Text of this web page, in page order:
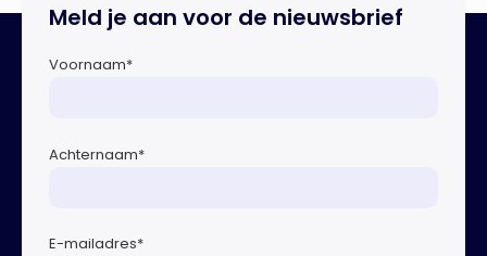
energiesysteem. Het betreft systemen waarbij elektriciteit
Meld je aan voor de nieuwsbrief
Voornaam*
Achternaam*
E-mailadres*